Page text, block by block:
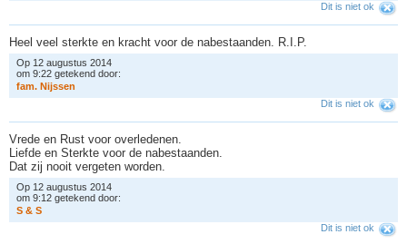
Dit is niet ok
Heel veel sterkte en kracht voor de nabestaanden. R.I.P.
Op 12 augustus 2014
om 9:22 getekend door:
fam. Nijssen
Dit is niet ok
Vrede en Rust voor overledenen.
Liefde en Sterkte voor de nabestaanden.
Dat zij nooit vergeten worden.
Op 12 augustus 2014
om 9:12 getekend door:
S & S
Dit is niet ok